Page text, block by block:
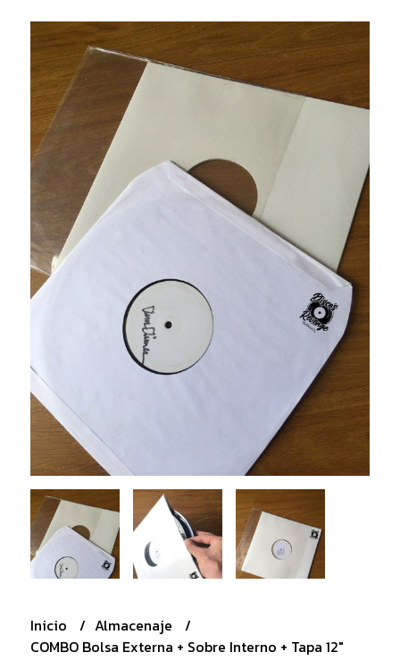
Inicio
Almacenaje
COMBO Bolsa Externa + Sobre Interno + Tapa 12"